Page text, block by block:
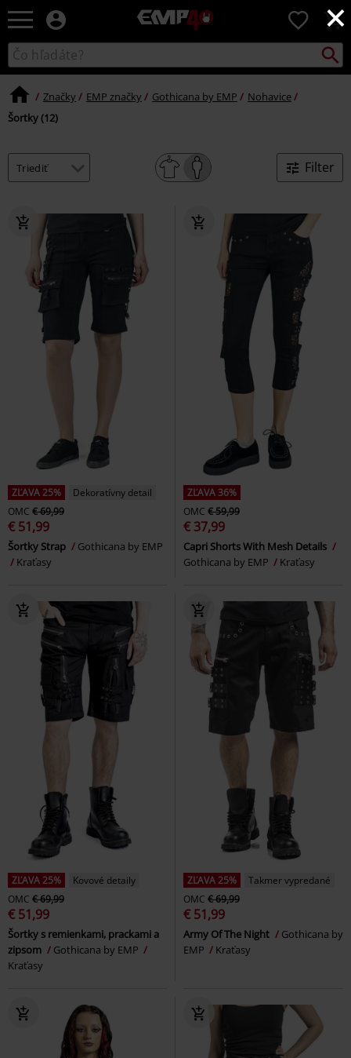
×
EMP
Hudba,
filmy
&
hráčov,
Alternatívna
0
Katalóg
vyhľadávania
Značky EMP značky Gothicana by EMP
Nohavice
Šortky (12)
Filter
ZĽAVA 25%
Dekoratívny detail
OMC € 69,99
€ 51,99
Šortky Strap
Gothicana by EMP
Kraťasy
ZĽAVA 36%
OMC € 59,99
€ 37,99
Capri Shorts With Mesh Details
Gothicana by EMP
Kraťasy
ZĽAVA 25%
Kovové detaily
OMC € 69,99
€ 51,99
Šortky s remienkami, prackami a
zipsom
Gothicana by EMP
Kraťasy
ZĽAVA 25%
Takmer vypredané
OMC € 69,99
€ 51,99
Army Of The Night
Gothicana by
EMP
Kraťasy